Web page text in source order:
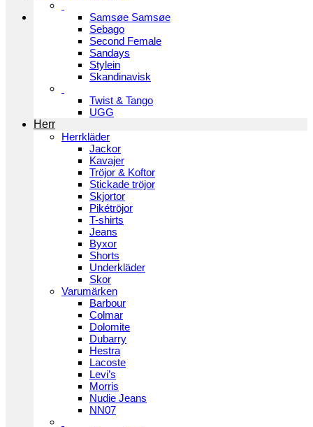
Samsøe Samsøe
Sebago
Second Female
Sandays
Stylein
Skandinavisk
Twist & Tango
UGG
Herr
Herrkläder
Jackor
Kavajer
Tröjor & Koftor
Stickade tröjor
Skjortor
Pikétröjor
T-shirts
Jeans
Byxor
Shorts
Underkläder
Skor
Varumärken
Barbour
Colmar
Dolomite
Dubarry
Hestra
Lacoste
Levi’s
Morris
Nudie Jeans
NN07